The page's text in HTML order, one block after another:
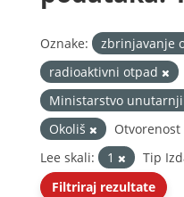
Oznake: zbrinjavanje
radioaktivni otpad
Ministarstvo
Okoliš
Lee skali:
1 Tip
Filtriraj rezultate